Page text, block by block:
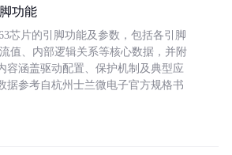
功能
芯片的引脚功能及参数，包括各引脚
值、内部逻辑关系等核心数据，并附
容涵盖驱动配置、保护机制及典型应
据参考自杭州士兰微电子官方规格书